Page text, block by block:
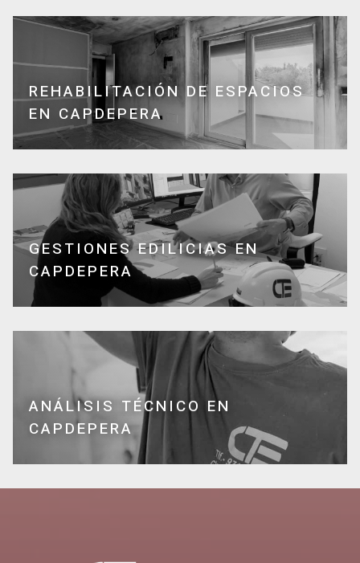
REHABILITACIÓN DE ESPACIOS
EN CAPDEPERA
GESTIONES EDILICIAS EN
CAPDEPERA
ANÁLISIS TÉCNICO EN
CAPDEPERA